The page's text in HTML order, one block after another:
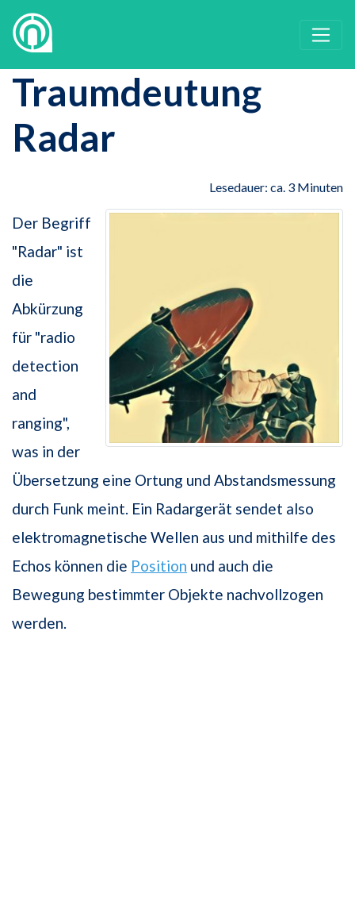
Traumdeutung
Radar
Lesedauer: ca. 3 Minuten
Der Begriff
"Radar" ist
die
Abkürzung
für "radio
detection
and
ranging",
was in der
Übersetzung eine Ortung und Abstandsmessung
durch Funk meint. Ein Radargerät sendet also
elektromagnetische Wellen aus und mithilfe des
Echos können die Position und auch die
Bewegung bestimmter Objekte nachvollzogen
werden.